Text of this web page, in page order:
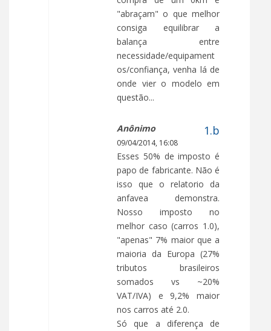
"abraçam" o que melhor
consiga equilibrar a
balança entre
necessidade/equipament
os/confiança, venha lá de
onde vier o modelo em
questão...
Anônimo
09/04/2014, 16:08
Esses 50% de imposto é
papo de fabricante. Não é
isso que o relatorio da
anfavea demonstra.
Nosso imposto no
melhor caso (carros 1.0),
"apenas" 7% maior que a
maioria da Europa (27%
tributos brasileiros
somados vs ~20%
VAT/IVA) e 9,2% maior
nos carros até 2.0.
Só que a diferença de